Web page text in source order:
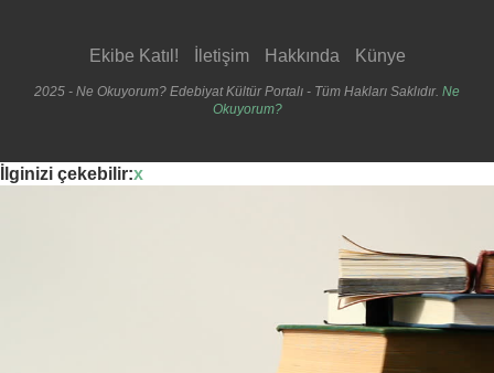
Ekibe Katıl! İletişim Hakkında Künye
2025 - Ne Okuyorum? Edebiyat Kültür Portalı - Tüm Hakları Saklıdır. Ne
Okuyorum?
İlginizi çekebilir:x